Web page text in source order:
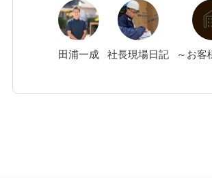
田浦一成 社長現場日記 ～お客